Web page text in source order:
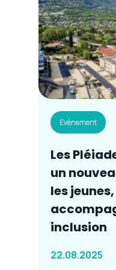
Evènement
Les
un
les
inclusion
22.08.2025